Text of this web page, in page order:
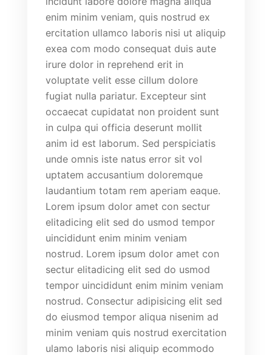
enim minim veniam, quis nostrud ex
ercitation ullamco laboris nisi ut aliquip
exea com modo consequat duis aute
irure dolor in reprehend erit in
voluptate velit esse cillum dolore
fugiat nulla pariatur. Excepteur sint
occaecat cupidatat non proident sunt
in culpa qui officia deserunt mollit
anim id est laborum. Sed perspiciatis
unde omnis iste natus error sit vol
uptatem accusantium doloremque
laudantium totam rem aperiam eaque.
Lorem ipsum dolor amet con sectur
elitadicing elit sed do usmod tempor
uincididunt enim minim veniam
nostrud. Lorem ipsum dolor amet con
sectur elitadicing elit sed do usmod
tempor uincididunt enim minim veniam
nostrud. Consectur adipisicing elit sed
do eiusmod tempor aliqua nisenim ad
minim veniam quis nostrud exercitation
ulamo laboris nisi aliquip ecommodo